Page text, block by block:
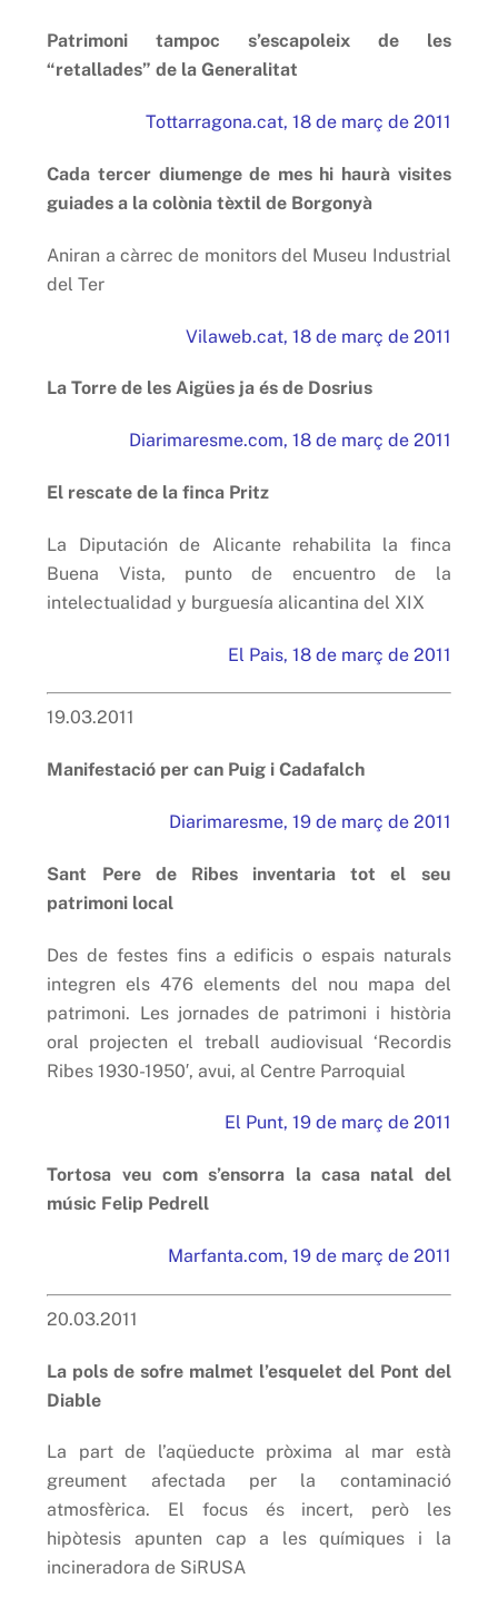
Patrimoni tampoc s’escapoleix de les
“retallades” de la Generalitat
Tottarragona.cat, 18 de març de 2011
Cada tercer diumenge de mes hi haurà visites
guiades a la colònia tèxtil de Borgonyà
Aniran a càrrec de monitors del Museu Industrial
del Ter
Vilaweb.cat, 18 de març de 2011
La Torre de les Aigües ja és de Dosrius
Diarimaresme.com, 18 de març de 2011
El rescate de la finca Pritz
La Diputación de Alicante rehabilita la finca
Buena Vista, punto de encuentro de la
intelectualidad y burguesía alicantina del XIX
El Pais, 18 de març de 2011
19.03.2011
Manifestació per can Puig i Cadafalch
Diarimaresme, 19 de març de 2011
Sant Pere de Ribes inventaria tot el seu
patrimoni local
Des de festes fins a edificis o espais naturals
integren els 476 elements del nou mapa del
patrimoni. Les jornades de patrimoni i història
oral projecten el treball audiovisual ‘Recordis
Ribes 1930-1950′, avui, al Centre Parroquial
El Punt, 19 de març de 2011
Tortosa veu com s’ensorra la casa natal del
músic Felip Pedrell
Marfanta.com, 19 de març de 2011
20.03.2011
La pols de sofre malmet l’esquelet del Pont del
Diable
La part de l’aqüeducte pròxima al mar està
greument afectada per la contaminació
atmosfèrica. El focus és incert, però les
hipòtesis apunten cap a les químiques i la
incineradora de SiRUSA